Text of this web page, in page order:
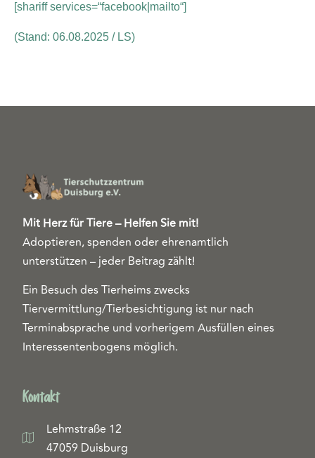
[shariff services=“facebook|mailto“]
(Stand: 06.08.2025 / LS)
Mit Herz für Tiere – Helfen Sie mit!
Adoptieren, spenden oder ehrenamtlich
unterstützen – jeder Beitrag zählt!
Ein Besuch des Tierheims zwecks
Tiervermittlung/Tierbesichtigung ist nur nach
Terminabsprache und vorherigem Ausfüllen eines
Interessentenbogens möglich.
Kontakt
Lehmstraße 12
47059 Duisburg